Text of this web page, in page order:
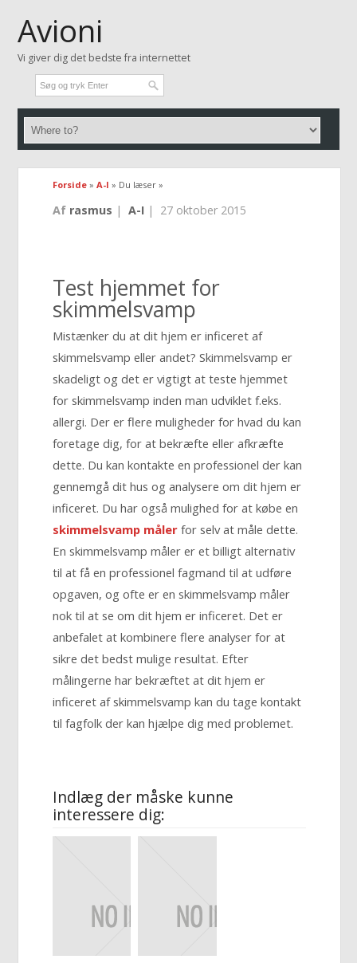
Avioni
Vi giver dig det bedste fra internettet
Forside» A-I » Du læser »
Af rasmus | A-I| 27 oktober 2015
Test hjemmet for
skimmelsvamp
Mistænker du at dit hjem er inficeret af
skimmelsvamp eller andet? Skimmelsvamp er
skadeligt og det er vigtigt at teste hjemmet
for skimmelsvamp inden man udviklet f.eks.
allergi. Der er flere muligheder for hvad du kan
foretage dig, for at bekræfte eller afkræfte
dette. Du kan kontakte en professionel der kan
gennemgå dit hus og analysere om dit hjem er
inficeret. Du har også mulighed for at købe en
skimmelsvamp målerfor selv at måle dette.
En skimmelsvamp måler er et billigt alternativ
til at få en professionel fagmand til at udføre
opgaven, og ofte er en skimmelsvamp måler
nok til at se om dit hjem er inficeret. Det er
anbefalet at kombinere flere analyser for at
sikre det bedst mulige resultat. Efter
målingerne har bekræftet at dit hjem er
inficeret af skimmelsvamp kan du tage kontakt
til fagfolk der kan hjælpe dig med problemet.
Indlæg der måske kunne
interessere dig: